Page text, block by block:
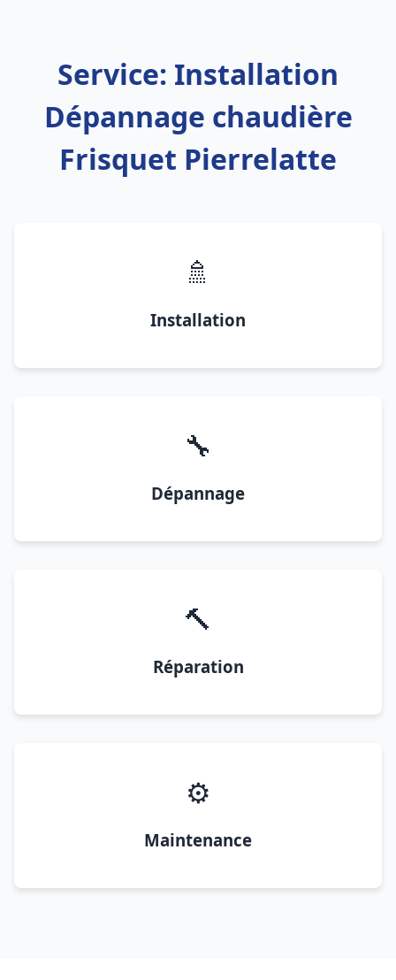
Service: Installation
Dépannage chaudière
Frisquet Pierrelatte
🚿
Installation
🔧
Dépannage
🔨
Réparation
⚙️
Maintenance